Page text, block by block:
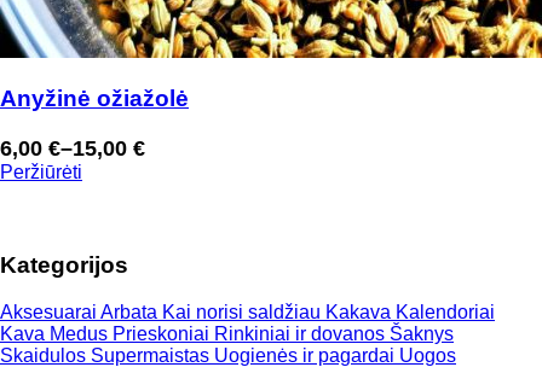
Anyžinė ožiažolė
6,00 €–15,00 €
Price
range:
15,00 €
Peržiūrėti
Kategorijos
Aksesuarai Arbata Kai norisi saldžiau Kakava Kalendoriai
Kava Medus Prieskoniai Rinkiniai ir dovanos Šaknys
Skaidulos Supermaistas Uogienės ir pagardai Uogos